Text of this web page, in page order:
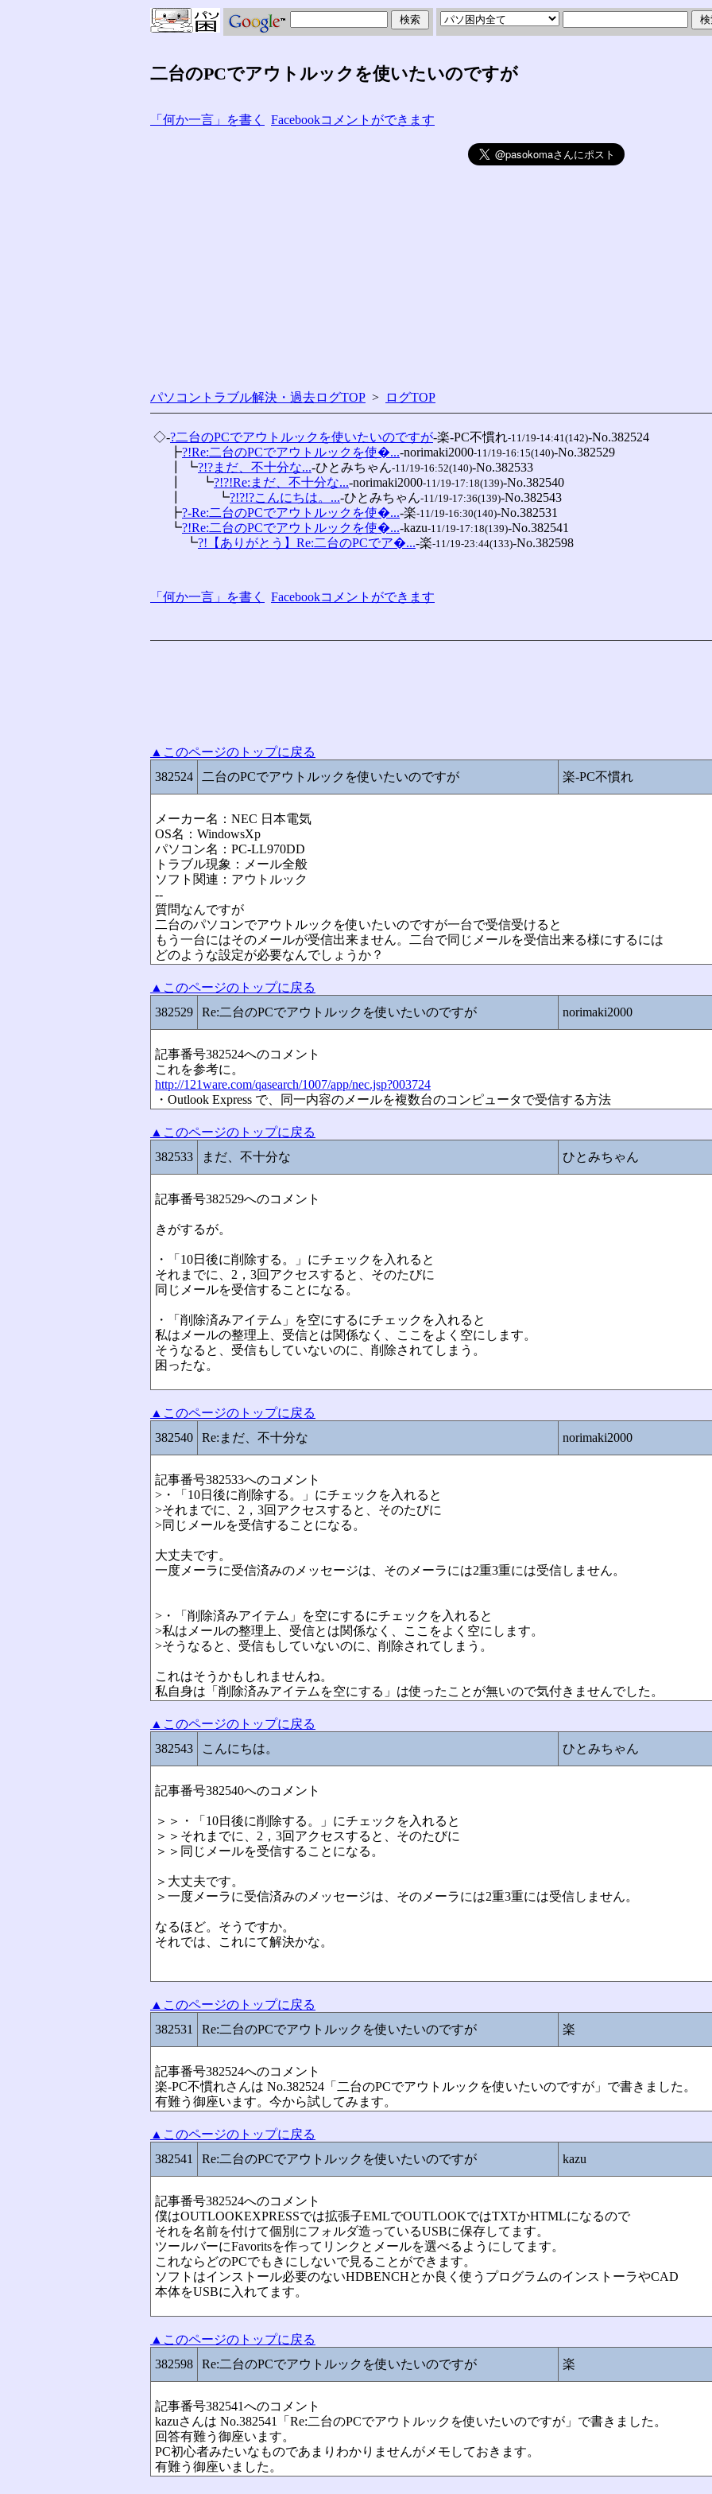
二台のPCでアウトルックを使いたいのですが
「何か一言」を書く Facebookコメントができます
パソコントラブル解決・過去ログTOP > ログTOP
◇-?二台のPCでアウトルックを使いたいのですが-楽-PC不慣れ-11/19-14:41(142)-No.382524
┣?!Re:二台のPCでアウトルックを使�...-norimaki2000-11/19-16:15(140)-No.382529
┃ ┗?!?まだ、不十分な...-ひとみちゃん-11/19-16:52(140)-No.382533
┃ 　 ┗?!?!Re:まだ、不十分な...-norimaki2000-11/19-17:18(139)-No.382540
┃ 　 　 ┗?!?!?こんにちは。...-ひとみちゃん-11/19-17:36(139)-No.382543
┣?-Re:二台のPCでアウトルックを使�...-楽-11/19-16:30(140)-No.382531
┗?!Re:二台のPCでアウトルックを使�...-kazu-11/19-17:18(139)-No.382541
┗?!【ありがとう】Re:二台のPCでア�...-楽-11/19-23:44(133)-No.382598
「何か一言」を書く Facebookコメントができます
▲このページのトップに戻る
382524
二台のPCでアウトルックを使いたいのですが 楽-PC不慣れ
メーカー名：NEC 日本電気
OS名：WindowsXp
パソコン名：PC-LL970DD
トラブル現象：メール全般
ソフト関連：アウトルック
--
質問なんですが
二台のパソコンでアウトルックを使いたいのですが一台で受信受けると
もう一台にはそのメールが受信出来ません。二台で同じメールを受信出来る様にするには
どのような設定が必要なんでしょうか？
▲このページのトップに戻る
382529
Re:二台のPCでアウトルックを使いたいのですが norimaki2000
記事番号382524へのコメント
これを参考に。
http://121ware.com/qasearch/1007/app/nec.jsp?003724
・Outlook Express で、同一内容のメールを複数台のコンピュータで受信する方法
▲このページのトップに戻る
382533
まだ、不十分な ひとみちゃん
記事番号382529へのコメント
きがするが。
・「10日後に削除する。」にチェックを入れると
それまでに、2，3回アクセスすると、そのたびに
同じメールを受信することになる。
・「削除済みアイテム」を空にするにチェックを入れると
私はメールの整理上、受信とは関係なく、ここをよく空にします。
そうなると、受信もしていないのに、削除されてしまう。
困ったな。
▲このページのトップに戻る
382540
Re:まだ、不十分な norimaki2000
記事番号382533へのコメント
>・「10日後に削除する。」にチェックを入れると
>それまでに、2，3回アクセスすると、そのたびに
>同じメールを受信することになる。
大丈夫です。
一度メーラに受信済みのメッセージは、そのメーラには2重3重には受信しません。
>・「削除済みアイテム」を空にするにチェックを入れると
>私はメールの整理上、受信とは関係なく、ここをよく空にします。
>そうなると、受信もしていないのに、削除されてしまう。
これはそうかもしれませんね。
私自身は「削除済みアイテムを空にする」は使ったことが無いので気付きませんでした。
▲このページのトップに戻る
382543
こんにちは。 ひとみちゃん
記事番号382540へのコメント
＞＞・「10日後に削除する。」にチェックを入れると
＞＞それまでに、2，3回アクセスすると、そのたびに
＞＞同じメールを受信することになる。
＞大丈夫です。
＞一度メーラに受信済みのメッセージは、そのメーラには2重3重には受信しません。
なるほど。そうですか。
それでは、これにて解決かな。
▲このページのトップに戻る
382531
Re:二台のPCでアウトルックを使いたいのですが 楽
記事番号382524へのコメント
楽-PC不慣れさんは No.382524「二台のPCでアウトルックを使いたいのですが」で書きました。
有難う御座います。今から試してみます。
▲このページのトップに戻る
382541
Re:二台のPCでアウトルックを使いたいのですが kazu
記事番号382524へのコメント
僕はOUTLOOKEXPRESSでは拡張子EMLでOUTLOOKではTXTかHTMLになるので
それを名前を付けて個別にフォルダ造っているUSBに保存してます。
ツールバーにFavoritsを作ってリンクとメールを選べるようにしてます。
これならどのPCでもきにしないで見ることができます。
ソフトはインストール必要のないHDBENCHとか良く使うプログラムのインストーラやCAD
本体をUSBに入れてます。
▲このページのトップに戻る
382598
Re:二台のPCでアウトルックを使いたいのですが 楽
記事番号382541へのコメント
kazuさんは No.382541「Re:二台のPCでアウトルックを使いたいのですが」で書きました。
回答有難う御座います。
PC初心者みたいなものであまりわかりませんがメモしておきます。
有難う御座いました。